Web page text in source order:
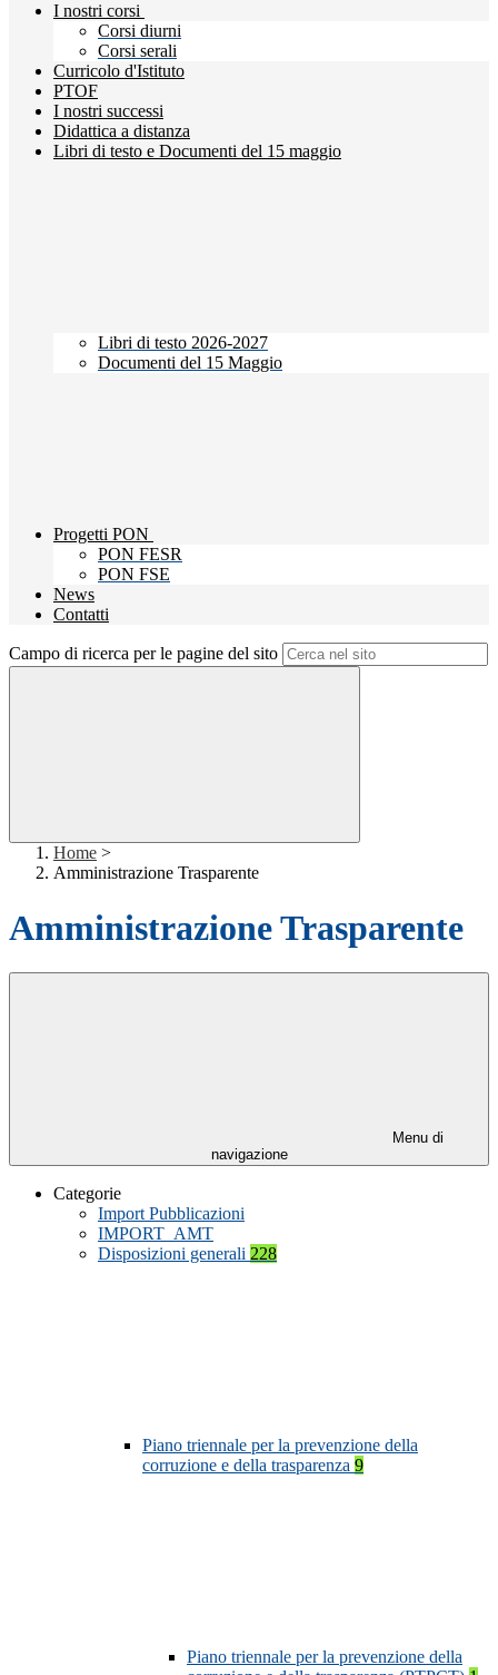
I nostri corsi
Corsi diurni
Corsi serali
Curricolo d'Istituto
PTOF
I nostri successi
Didattica a distanza
Libri di testo e Documenti del 15 maggio
Libri di testo 2026-2027
Documenti del 15 Maggio
Progetti PON
PON FESR
PON FSE
News
Contatti
Campo di ricerca per le pagine del sito
Home >
Amministrazione Trasparente
Amministrazione Trasparente
Menu di
navigazione
Categorie
Import Pubblicazioni
IMPORT_AMT
Disposizioni generali 228
Piano triennale per la prevenzione della
corruzione e della trasparenza 9
Piano triennale per la prevenzione della